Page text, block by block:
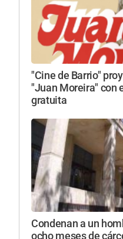
"Cine de Barrio"
"Juan Moreira" con
gratuita
Condenan a un
ocho meses de